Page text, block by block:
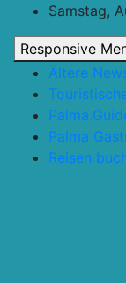
content
Samstag,
Responsive
Ältere
Palma
Reisen